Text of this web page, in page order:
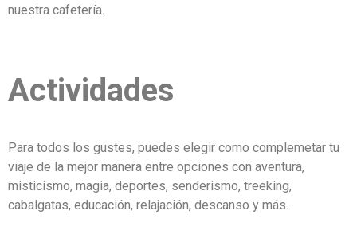
nuestra cafetería.
Actividades
Para todos los gustes, puedes elegir como complemetar tu
viaje de la mejor manera entre opciones con aventura,
misticismo, magia, deportes, senderismo, treeking,
cabalgatas, educación, relajación, descanso y más.